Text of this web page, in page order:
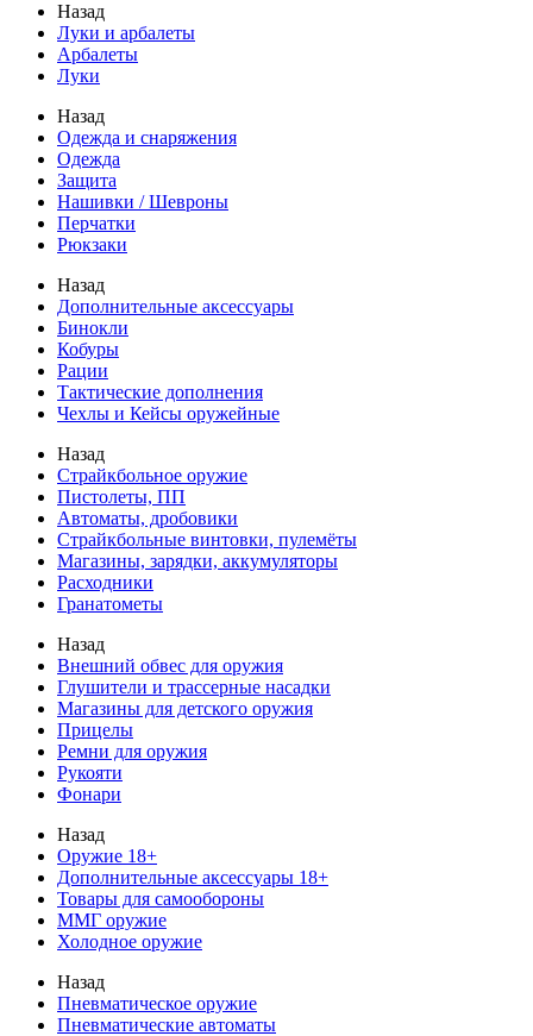
Назад
Луки и арбалеты
Арбалеты
Луки
Назад
Одежда и снаряжения
Одежда
Защита
Нашивки / Шевроны
Перчатки
Рюкзаки
Назад
Дополнительные аксессуары
Бинокли
Кобуры
Рации
Тактические дополнения
Чехлы и Кейсы оружейные
Назад
Страйкбольное оружие
Пистолеты, ПП
Автоматы, дробовики
Страйкбольные винтовки, пулемёты
Магазины, зарядки, аккумуляторы
Расходники
Гранатометы
Назад
Внешний обвес для оружия
Глушители и трассерные насадки
Магазины для детского оружия
Прицелы
Ремни для оружия
Рукояти
Фонари
Назад
Оружие 18+
Дополнительные аксессуары 18+
Товары для самообороны
ММГ оружие
Холодное оружие
Назад
Пневматическое оружие
Пневматические автоматы